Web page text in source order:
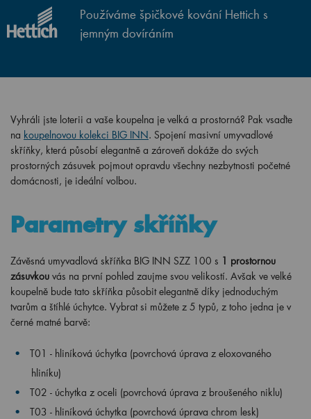
Používáme špičkové kování Hettich s
jemným dovíráním
Vyhráli jste loterii a vaše koupelna je velká a prostorná? Pak vsaďte
na koupelnovou kolekci BIG INN. Spojení masivní umyvadlové
skříňky, která působí elegantně a zároveň dokáže do svých
prostorných zásuvek pojmout opravdu všechny nezbytnosti početné
domácnosti, je ideální volbou.
Parametry skříňky
Závěsná umyvadlová skříňka BIG INN SZZ 100 s 1 prostornou
zásuvkou vás na první pohled zaujme svou velikostí. Avšak ve velké
koupelně bude tato skříňka působit elegantně díky jednoduchým
tvarům a štíhlé úchytce. Vybrat si můžete z 5 typů, z toho jedna je v
černé matné barvě:
T01 - hliníková úchytka (povrchová úprava z eloxovaného
hliníku)
T02 - úchytka z oceli (povrchová úprava z broušeného niklu)
T03 - hliníková úchytka (povrchová úprava chrom lesk)